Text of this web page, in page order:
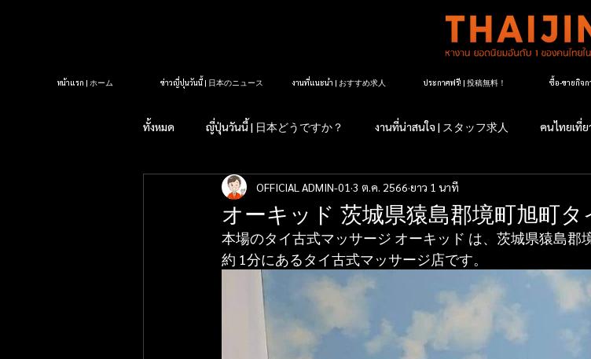
หน้าแรก | ホーム ข่าวญี่ปุ่นวันนี้ | 日本のニュース งานที่แนะนำ | おすすめ求人 ประกาศฟรี! | 投稿無料！ ซื้อ-ขายกิจก
ทั้งหมด ญี่ปุ่นวันนี้ | 日本どうですか？ งานที่น่าสนใจ | スタッフ求人 คนไทยเที่
รู้หรือไม่?ในญี่ปุ่น| 知っていますか？日本のこと マッサージ紹介
タイクラブ紹介 アロママッサージ店紹介 マッサージについて
オーキッド 茨城県猿島郡境町旭町
OFFICIAL ADMIN-01 3 ต.ค. 2566 ยาว 1 นาที
本場のタイ古式マッサージ オーキッド は、茨城県猿島郡
約 1分にあるタイ古式マッサージ店です。